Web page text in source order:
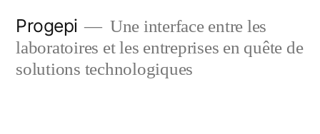
content
Progepi
Une interface entre les
laboratoires et les entreprises en quête de
solutions technologiques